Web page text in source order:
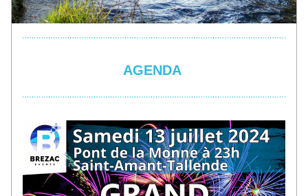
AGENDA